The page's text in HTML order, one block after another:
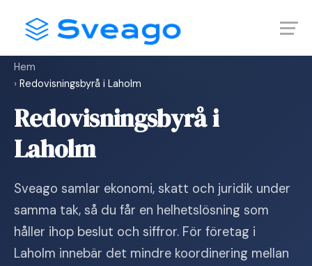
content
Hem
› Redovisningsbyrå i Laholm
Redovisningsbyrå i
Laholm
Sveago samlar ekonomi, skatt och juridik under
samma tak, så du får en helhetslösning som
håller ihop beslut och siffror. För företag i
Laholm innebär det mindre koordinering mellan